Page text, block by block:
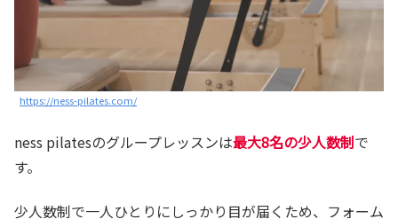
https://ness-pilates.com/
ness pilatesのグループレッスンは最大8名の少人数制で
す。
少人数制で一人ひとりにしっかり目が届くため、フォーム